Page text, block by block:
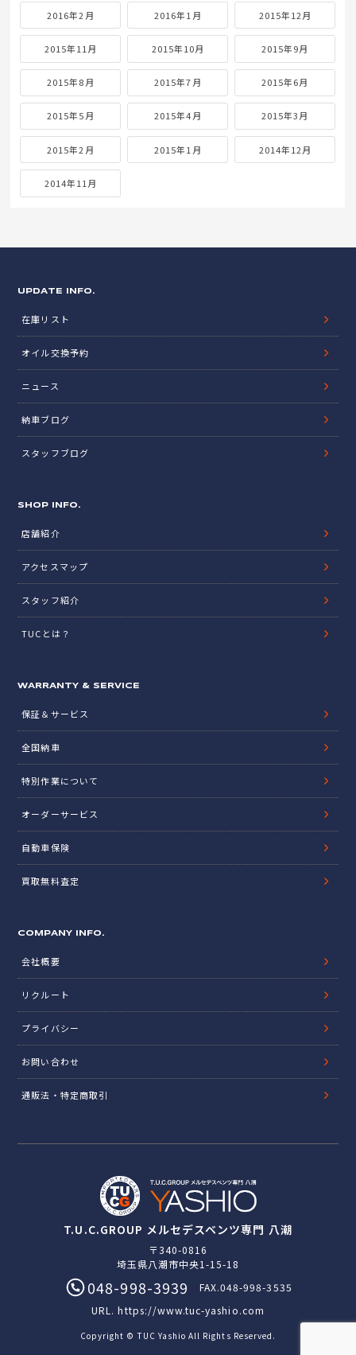
2016年2月 2016年1月 2015年12月
2015年11月 2015年10月 2015年9月
2015年8月 2015年7月 2015年6月
2015年5月 2015年4月 2015年3月
2015年2月 2015年1月 2014年12月
2014年11月
UPDATE INFO.
在庫リスト
オイル交換予約
ニュース
納車ブログ
スタッフブログ
SHOP INFO.
店舗紹介
アクセスマップ
スタッフ紹介
TUCとは？
WARRANTY & SERVICE
保証＆サービス
全国納車
特別作業について
オーダーサービス
自動車保険
買取無料査定
COMPANY INFO.
会社概要
リクルート
プライバシー
お問い合わせ
通販法・特定商取引
T.U.C.GROUP メルセデスベンツ専門 八潮
〒340-0816
埼玉県八潮市中央1-15-18
048-998-3939
FAX.048-998-3535
URL.https://www.tuc-yashio.com
Copyright © TUC Yashio All Rights Reserved.